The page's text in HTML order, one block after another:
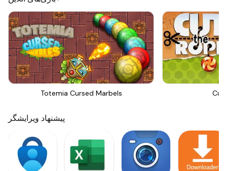
Totemia Cursed Marbels Cut
پیشنهاد ویرایشگر